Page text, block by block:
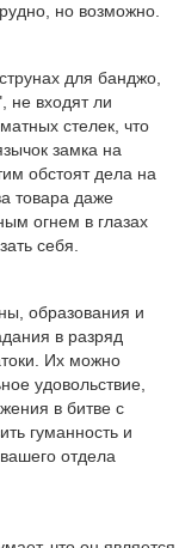
но возможно.
для банджо,
не входят ли
стелек, что
замка на
обстоят дела на
товара даже
огнем в глазах
себя.
образования и
в разряд
Их можно
удовольствие,
в битве с
гуманность и
отдела